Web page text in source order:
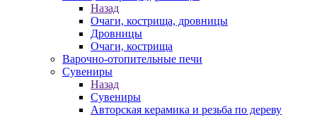
Назад
Очаги, кострища, дровницы
Дровницы
Очаги, кострища
Варочно-отопительные печи
Сувениры
Назад
Сувениры
Авторская керамика и резьба по дереву